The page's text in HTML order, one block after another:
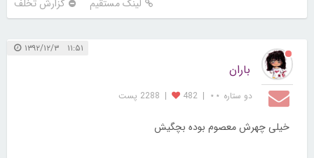
لینک مستقیم گزارش تخلف
۱۱:۵۱ ۱۳۹۲/۱۲/۳
باران
دو ستاره ⋆⋆ |
482
| 2288 پست
خیلی چهرش معصوم بوده بچگیش